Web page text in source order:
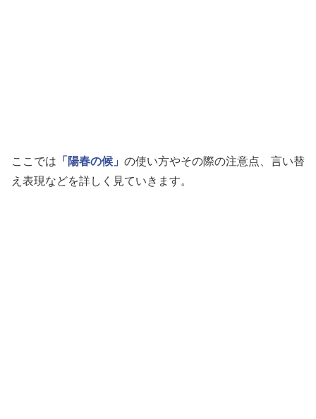
ここでは 「陽春の候」 の使い方やその際の注意点、言い替
え表現などを詳しく見ていきます。